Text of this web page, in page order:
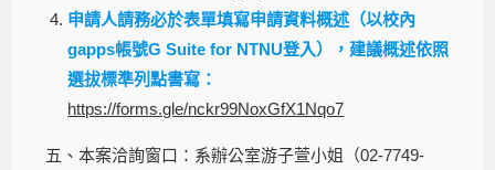
申請人請務必於表單填寫申請資料概述（以校內
gapps帳號G Suite for NTNU登入），建議概述依照
選拔標準列點書寫：
https://forms.gle/nckr99NoxGfX1Nqo7
五、本案洽詢窗口：系辦公室游子萱小姐（02-7749-